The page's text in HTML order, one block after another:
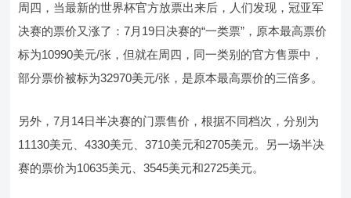
周四，当最新的世界杯官方放票出来后，人们发现，冠亚军
决赛的票价又涨了：7月19日决赛的“一类票”，原本最高票价
标为10990美元/张，但就在周四，同一类别的官方售票中，
部分票价被标为32970美元/张，是原本最高票价的三倍多。
另外，7月14日半决赛的门票售价，根据不同档次，分别为
11130美元、4330美元、3710美元和2705美元。另一场半决
赛的票价为10635美元、3545美元和2725美元。